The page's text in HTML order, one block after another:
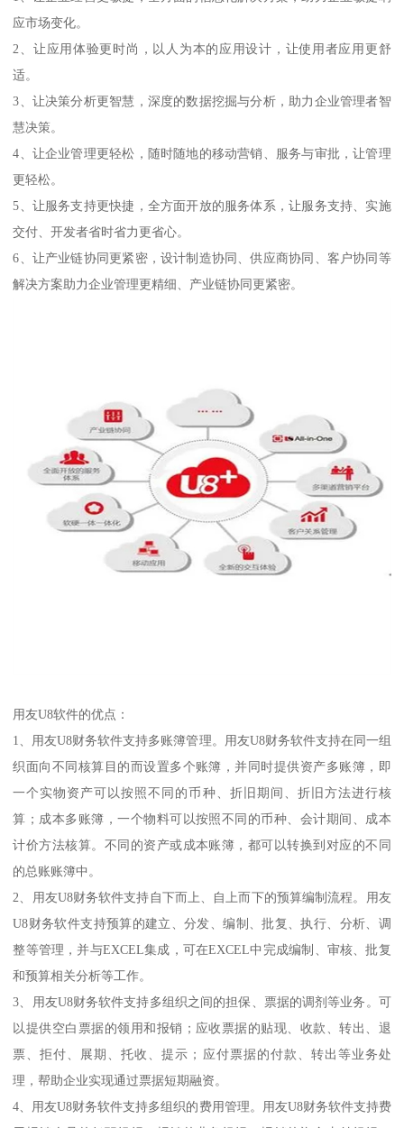
应市场变化。
2、让应用体验更时尚，以人为本的应用设计，让使用者应用更舒
适。
3、让决策分析更智慧，深度的数据挖掘与分析，助力企业管理者智
慧决策。
4、让企业管理更轻松，随时随地的移动营销、服务与审批，让管理
更轻松。
5、让服务支持更快捷，全方面开放的服务体系，让服务支持、实施
交付、开发者省时省力更省心。
6、让产业链协同更紧密，设计制造协同、供应商协同、客户协同等
解决方案助力企业管理更精细、产业链协同更紧密。
用友U8软件的优点：
1、用友U8财务软件支持多账簿管理。用友U8财务软件支持在同一组
织面向不同核算目的而设置多个账簿，并同时提供资产多账簿，即
一个实物资产可以按照不同的币种、折旧期间、折旧方法进行核
算；成本多账簿，一个物料可以按照不同的币种、会计期间、成本
计价方法核算。不同的资产或成本账簿，都可以转换到对应的不同
的总账账簿中。
2、用友U8财务软件支持自下而上、自上而下的预算编制流程。用友
U8财务软件支持预算的建立、分发、编制、批复、执行、分析、调
整等管理，并与EXCEL集成，可在EXCEL中完成编制、审核、批复
和预算相关分析等工作。
3、用友U8财务软件支持多组织之间的担保、票据的调剂等业务。可
以提供空白票据的领用和报销；应收票据的贴现、收款、转出、退
票、拒付、展期、托收、提示；应付票据的付款、转出等业务处
理，帮助企业实现通过票据短期融资。
4、用友U8财务软件支持多组织的费用管理。用友U8财务软件支持费